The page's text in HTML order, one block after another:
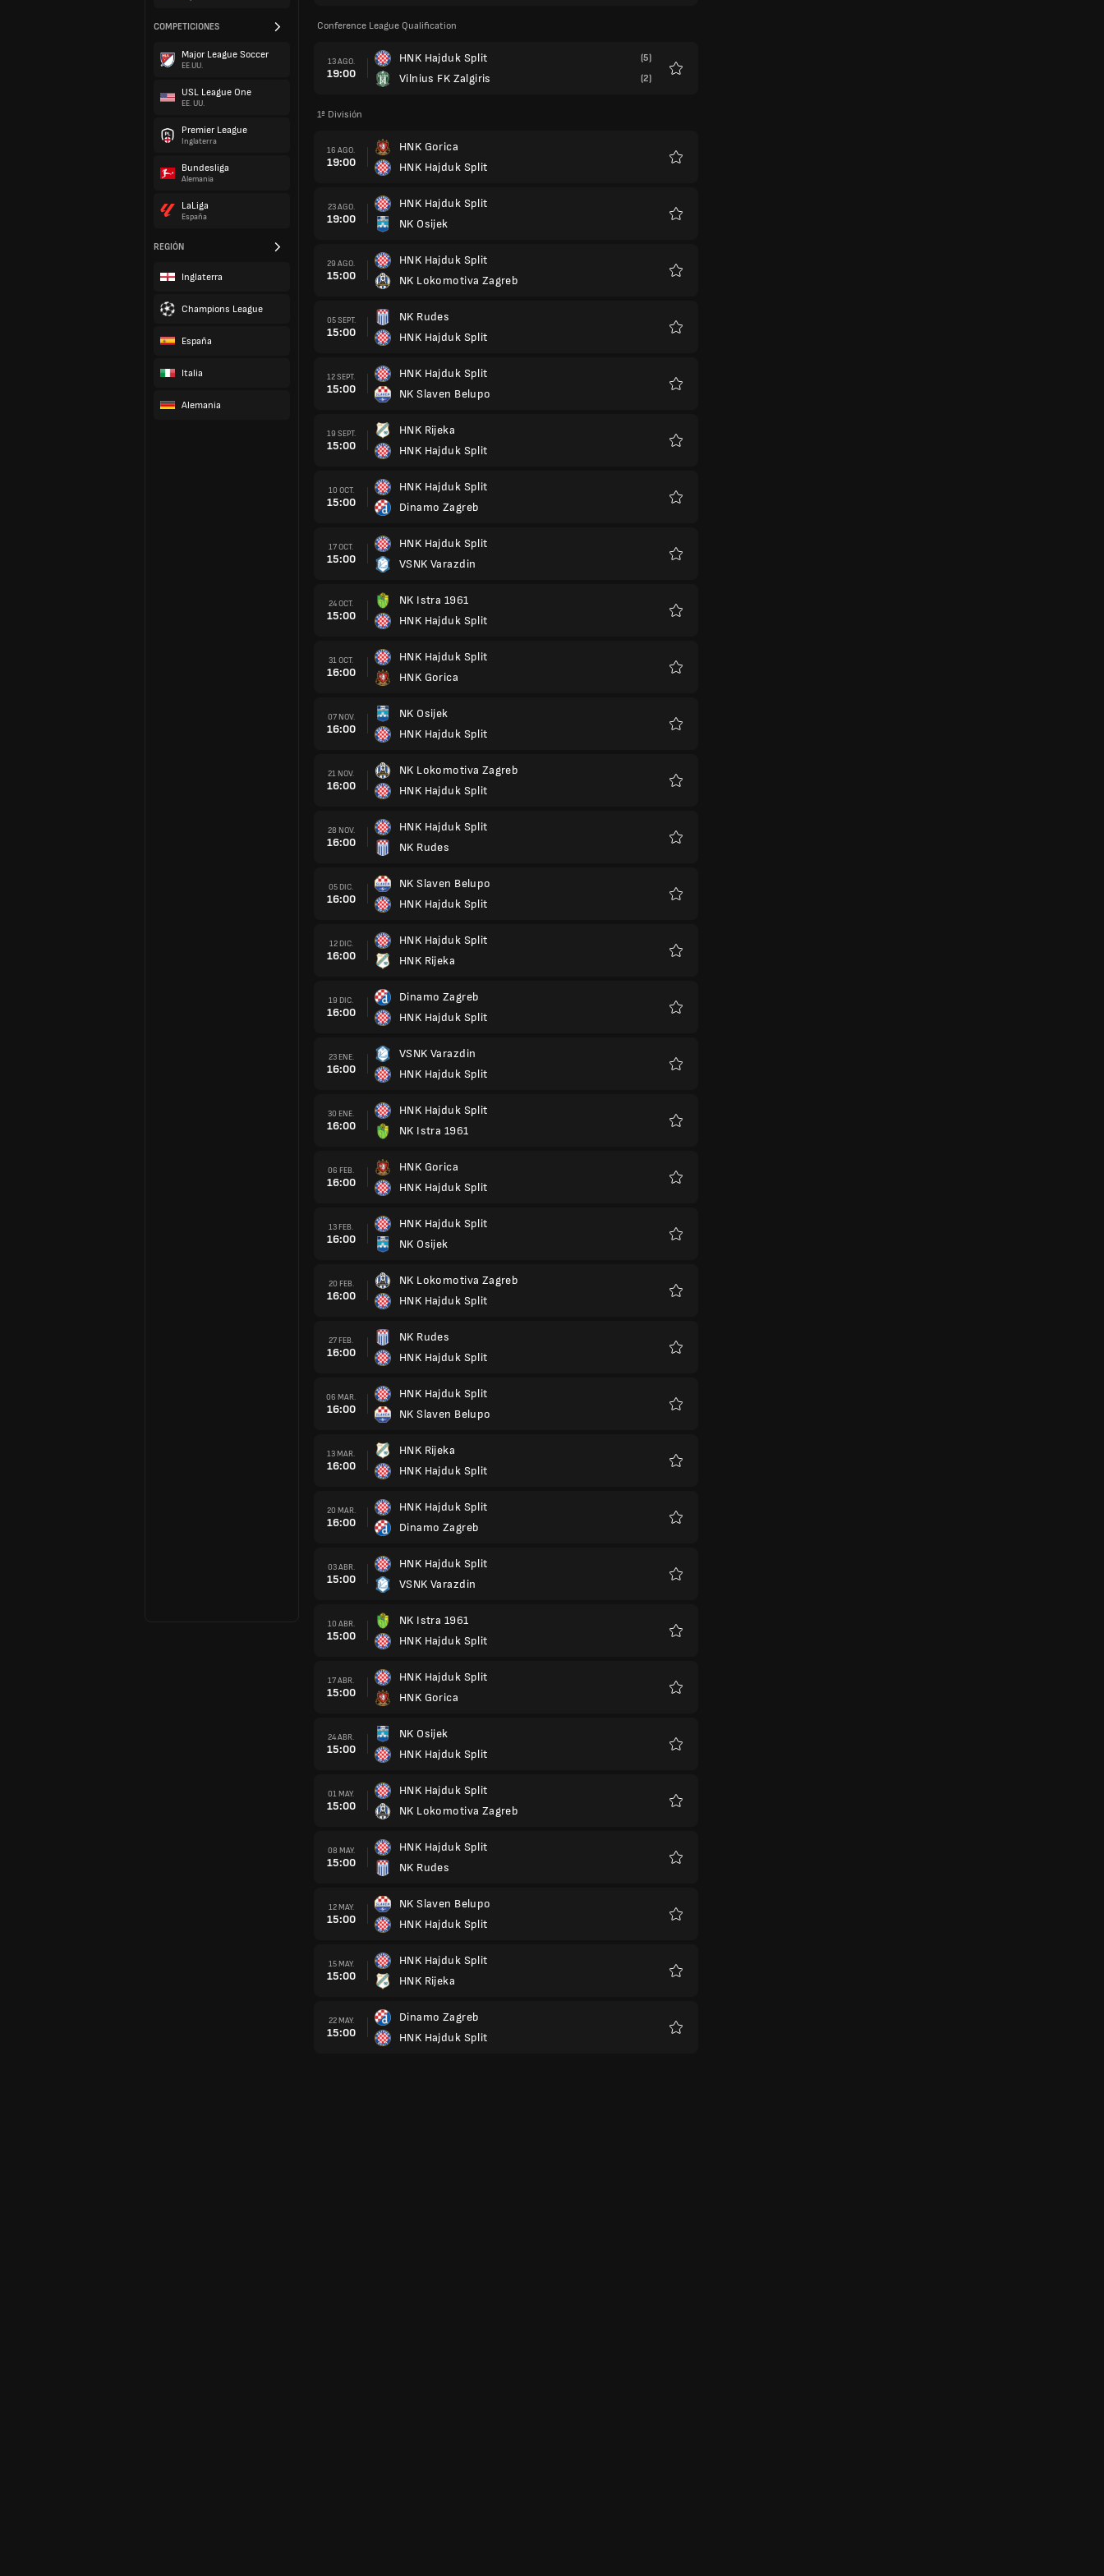
COMPETICIONES
Major League Soccer
EE.UU.
USL League One
EE. UU.
Premier League
Inglaterra
Bundesliga
Alemania
LaLiga
España
REGIÓN
Inglaterra
Champions League
España
Italia
Alemania
Conference League Qualification
13 AGO.
19:00
HNK Hajduk Split
Vilnius FK Zalgiris
(5)
(2)
1ª División
16 AGO.
19:00
HNK Gorica
HNK Hajduk Split
23 AGO.
19:00
HNK Hajduk Split
NK Osijek
29 AGO.
15:00
HNK Hajduk Split
NK Lokomotiva Zagreb
05 SEPT.
15:00
NK Rudes
HNK Hajduk Split
12 SEPT.
15:00
HNK Hajduk Split
NK Slaven Belupo
19 SEPT.
15:00
HNK Rijeka
HNK Hajduk Split
10 OCT.
15:00
HNK Hajduk Split
Dinamo Zagreb
17 OCT.
15:00
HNK Hajduk Split
VSNK Varazdin
24 OCT.
15:00
NK Istra 1961
HNK Hajduk Split
31 OCT.
16:00
HNK Hajduk Split
HNK Gorica
07 NOV.
16:00
NK Osijek
HNK Hajduk Split
21 NOV.
16:00
NK Lokomotiva Zagreb
HNK Hajduk Split
28 NOV.
16:00
HNK Hajduk Split
NK Rudes
05 DIC.
16:00
NK Slaven Belupo
HNK Hajduk Split
12 DIC.
16:00
HNK Hajduk Split
HNK Rijeka
19 DIC.
16:00
Dinamo Zagreb
HNK Hajduk Split
23 ENE.
16:00
VSNK Varazdin
HNK Hajduk Split
30 ENE.
16:00
HNK Hajduk Split
NK Istra 1961
06 FEB.
16:00
HNK Gorica
HNK Hajduk Split
13 FEB.
16:00
HNK Hajduk Split
NK Osijek
20 FEB.
16:00
NK Lokomotiva Zagreb
HNK Hajduk Split
27 FEB.
16:00
NK Rudes
HNK Hajduk Split
06 MAR.
16:00
HNK Hajduk Split
NK Slaven Belupo
13 MAR.
16:00
HNK Rijeka
HNK Hajduk Split
20 MAR.
16:00
HNK Hajduk Split
Dinamo Zagreb
03 ABR.
15:00
HNK Hajduk Split
VSNK Varazdin
10 ABR.
15:00
NK Istra 1961
HNK Hajduk Split
17 ABR.
15:00
HNK Hajduk Split
HNK Gorica
24 ABR.
15:00
NK Osijek
HNK Hajduk Split
01 MAY.
15:00
HNK Hajduk Split
NK Lokomotiva Zagreb
08 MAY.
15:00
HNK Hajduk Split
NK Rudes
12 MAY.
15:00
NK Slaven Belupo
HNK Hajduk Split
15 MAY.
15:00
HNK Hajduk Split
HNK Rijeka
22 MAY.
15:00
Dinamo Zagreb
HNK Hajduk Split